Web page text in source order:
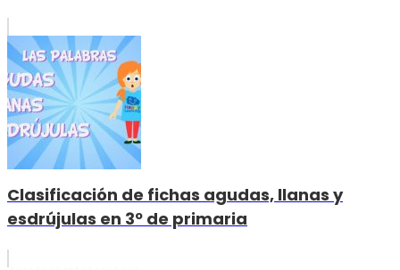
Clasificación de fichas agudas, llanas y
esdrújulas en 3º de primaria